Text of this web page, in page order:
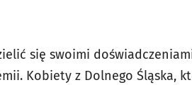
się swoimi
Kobiety z Dolnego Śląska,